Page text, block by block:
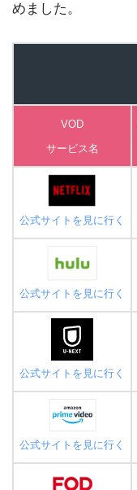
めました。
VOD
サービス名
公式サイトを見に行く
公式サイトを見に行く
公式サイトを見に行く
公式サイトを見に行く